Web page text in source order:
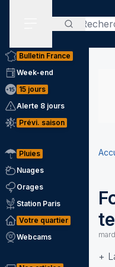
Bulletin France
Week-end
15 jours
Alerte 8 jours
Prévi. saison
Pluies
Nuages
Orages
Station Paris
Votre quartier
Webcams
+